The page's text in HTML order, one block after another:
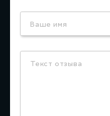
Ваше имя
Текст отзыва